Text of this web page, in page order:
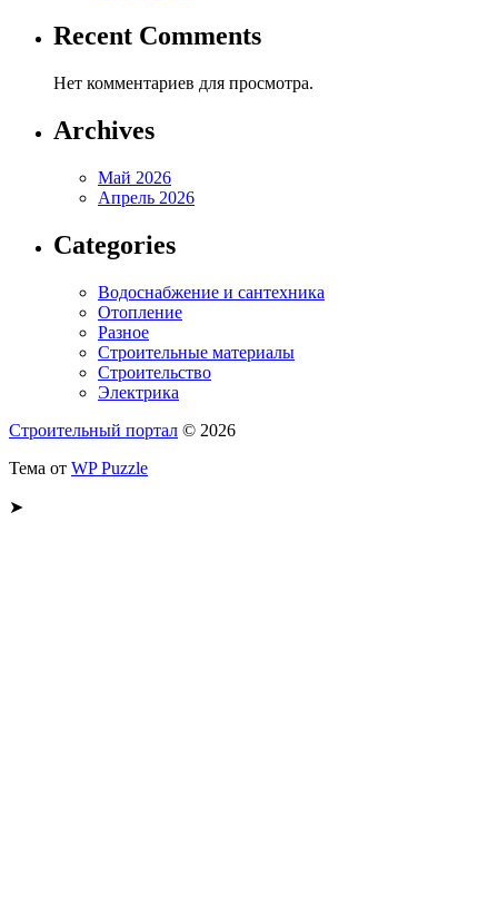
Recent Comments
Нет комментариев для просмотра.
Archives
Май 2026
Апрель 2026
Categories
Водоснабжение и сантехника
Отопление
Разное
Строительные материалы
Строительство
Электрика
Строительный портал © 2026
Тема от WP Puzzle
➤